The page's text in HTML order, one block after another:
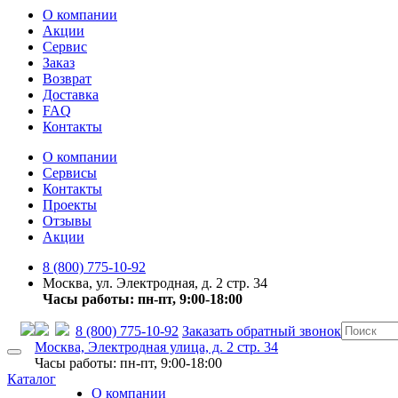
О компании
Акции
Сервис
Заказ
Возврат
Доставка
FAQ
Контакты
О компании
Сервисы
Контакты
Проекты
Отзывы
Акции
8 (800) 775-10-92
Москва, ул. Электродная, д. 2 стр. 34
Часы работы: пн-пт, 9:00-18:00
8 (800) 775-10-92 Заказать обратный звонок
Москва, Электродная улица, д. 2 стр. 34
Часы работы: пн-пт, 9:00-18:00
Каталог
О компании